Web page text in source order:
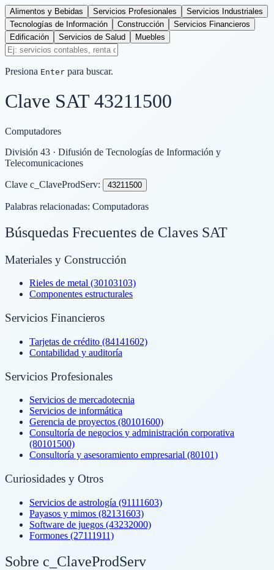
Alimentos y Bebidas Servicios Profesionales
Servicios Industriales
Tecnologías de Información
Construcción
Servicios Financieros
Edificación
Servicios de Salud Muebles
Presiona Enter para buscar.
Clave SAT 43211500
Computadores
División 43 · Difusión de Tecnologías de Información y
Telecomunicaciones
Clave c_ClaveProdServ: 43211500
Palabras relacionadas: Computadoras
Búsquedas Frecuentes de Claves SAT
Materiales y Construcción
Rieles de metal (30103103)
Componentes estructurales
Servicios Financieros
Tarjetas de crédito (84141602)
Contabilidad y auditoría
Servicios Profesionales
Servicios de mercadotecnia
Servicios de informática
Gerencia de proyectos (80101600)
Consultoría de negocios y administración corporativa
(80101500)
Consultoría y asesoramiento empresarial (80101)
Curiosidades y Otros
Servicios de astrología (91111603)
Payasos y mimos (82131603)
Software de juegos (43232000)
Formones (27111911)
Sobre c_ClaveProdServ